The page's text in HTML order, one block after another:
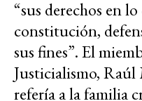
“sus derechos en
constitución,
sus fines”. El
Justicialismo, Raúl
refería a la familia